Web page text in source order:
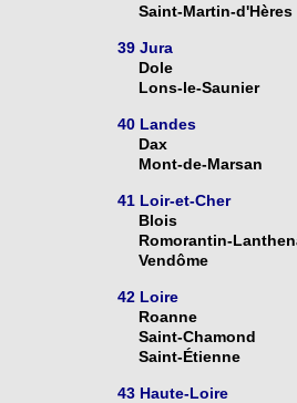
Saint-Martin-d'Hères
39 Jura
Dole
Lons-le-Saunier
40 Landes
Dax
Mont-de-Marsan
41 Loir-et-Cher
Blois
Romorantin-
Vendôme
42 Loire
Roanne
Saint-Chamond
Saint-Étienne
43 Haute-Loire